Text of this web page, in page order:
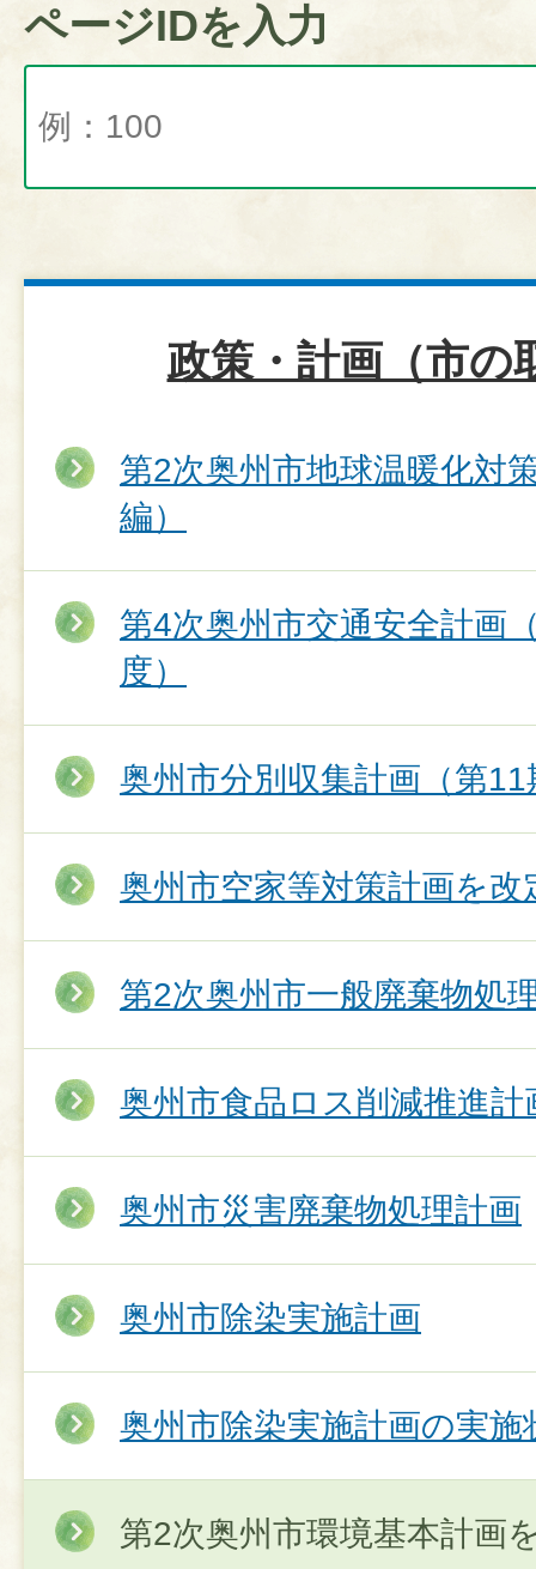
ページIDを入力
政策・計画（市の
第2次奥州市地球温暖化対
編）
第4次奥州市交通安全計画
度）
奥州市分別収集計画（第
奥州市空家等対策計画を
第2次奥州市一般廃棄物処
奥州市食品ロス削減推進計
奥州市災害廃棄物処理計画
奥州市除染実施計画
奥州市除染実施計画の実施
第2次奥州市環境基本計画